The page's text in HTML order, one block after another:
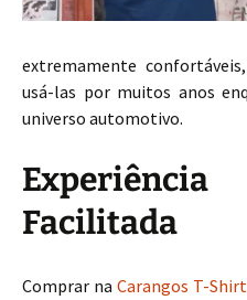
extremamente
usá-las por muitos anos
universo automotivo.
Facilitada
Comprar naCarangos T-